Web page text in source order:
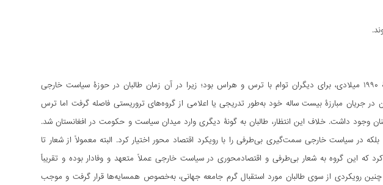
روی کار آمدن مجدد طالبان، با توجه به سوابق این گروه در دهۀ ۱۹۹۰ میلادی، برای دیگران توام با ترس و هراس بود؛ زیرا در آن زمان طالبان در حوزۀ سیاست خارجی
در جریان مبارزۀ بیست ساله خود به‌طور تدریجی یا اعلامی از گروه‌های تروریستی فاصله گرفت اما ترس
وجود داشت. خلاف این انتظار، طالبان به‌ گونۀ دیگری وارد میدان سیاست و حکومت در افغانستان شد.
در سیاست خارجی سمت‌گیری بی‌طرفی را با رویکرد اقتصاد محور اختیار کرد. البته معمولاً از شعار تا
که این گروه به شعار بی‌طرفی و اقتصادمحوری در سیاست خارجی عملاً متعهد و وفادار بوده و تقریباً
رویکردی از سوی طالبان مورد استقبال گرم جامعه جهانی، به‌‌خصوص همسایه‌ها قرار گرفت و موجب